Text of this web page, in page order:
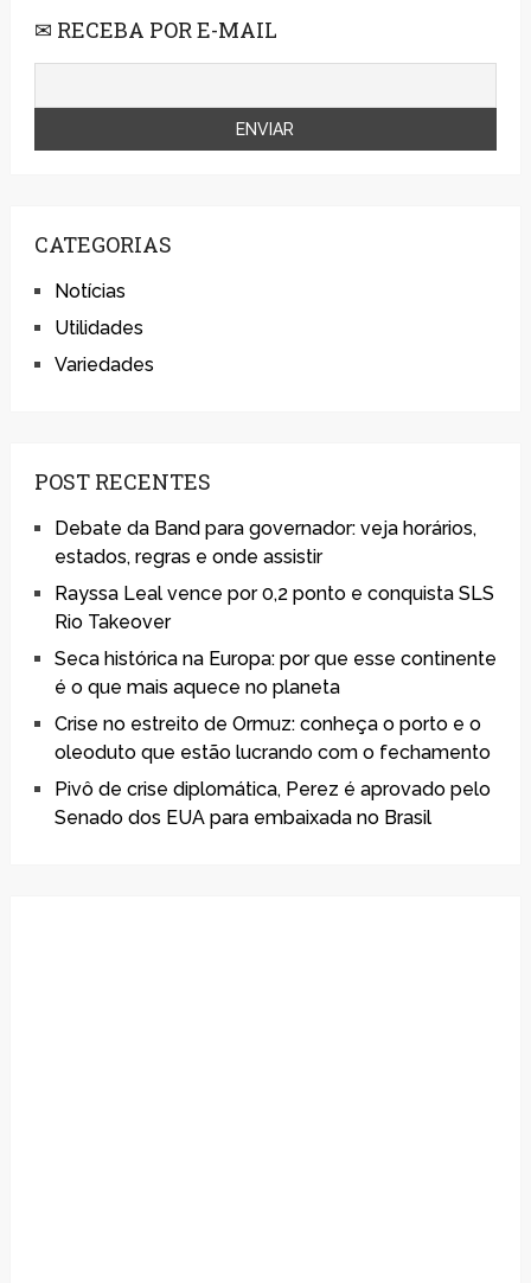
✉ RECEBA POR E-MAIL
CATEGORIAS
Notícias
Utilidades
Variedades
POST RECENTES
Debate da Band para governador: veja horários,
estados, regras e onde assistir
Rayssa Leal vence por 0,2 ponto e conquista SLS
Rio Takeover
Seca histórica na Europa: por que esse continente
é o que mais aquece no planeta
Crise no estreito de Ormuz: conheça o porto e o
oleoduto que estão lucrando com o fechamento
Pivô de crise diplomática, Perez é aprovado pelo
Senado dos EUA para embaixada no Brasil